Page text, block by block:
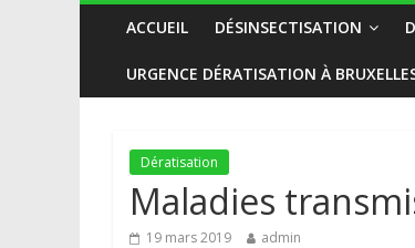
ACCUEIL DÉSINSECTISATION
URGENCE DÉRATISATION À
Dératisation
Maladies
19 mars 2019 admin